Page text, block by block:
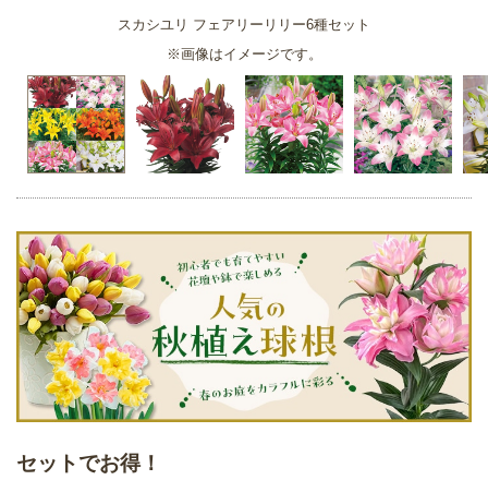
スカシユリ フェアリーリリー6種セット
※画像はイメージです。
セットでお得！